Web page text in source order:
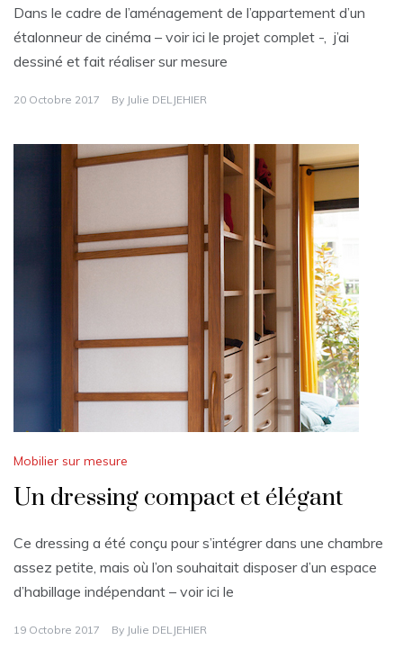
Dans le cadre de l’aménagement de l’appartement d’un
étalonneur de cinéma – voir ici le projet complet -, j’ai
dessiné et fait réaliser sur mesure
20 Octobre 2017 By Julie DELJEHIER
Mobilier sur mesure
Un dressing compact et élégant
Ce dressing a été conçu pour s’intégrer dans une chambre
assez petite, mais où l’on souhaitait disposer d’un espace
d’habillage indépendant – voir ici le
19 Octobre 2017 By Julie DELJEHIER